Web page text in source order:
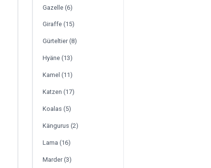
Gazelle (6)
Giraffe (15)
Gürteltier (8)
Hyäne (13)
Kamel (11)
Katzen (17)
Koalas (5)
Kängurus (2)
Lama (16)
Marder (3)